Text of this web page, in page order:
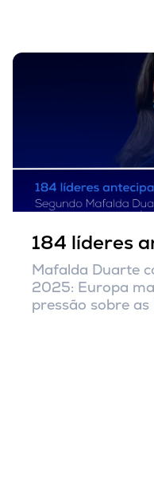
184 líderes
Mafalda Duarte
2025: Europa
pressão sobre as